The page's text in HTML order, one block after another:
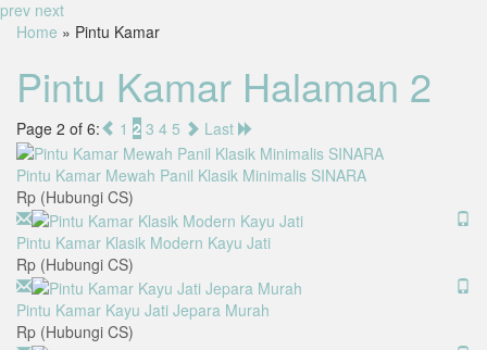
prev next
Home » Pintu Kamar
Pintu Kamar Halaman 2
Page 2 of 6: 1 2 3 4 5 Last
Pintu Kamar Mewah Panil Klasik Minimalis SINARA
Rp (Hubungi CS)
Pintu Kamar Klasik Modern Kayu Jati
Rp (Hubungi CS)
Pintu Kamar Kayu Jati Jepara Murah
Rp (Hubungi CS)